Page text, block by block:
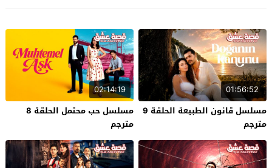
01:56:52
مسلسل قانون الطبيعة الحلقة 9
مترجم
02:14:19
مسلسل حب محتمل الحلقة 8
مترجم